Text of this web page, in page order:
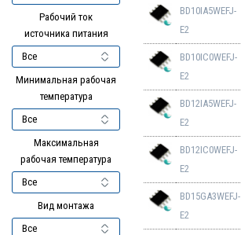
Рабочий ток
источника питания
Минимальная рабочая
температура
Максимальная
рабочая температура
Вид монтажа
BD10IA5WEFJ-
E2
BD10IC0WEFJ-
E2
BD12IA5WEFJ-
E2
BD12IC0WEFJ-
E2
BD15GA3WEFJ-
E2